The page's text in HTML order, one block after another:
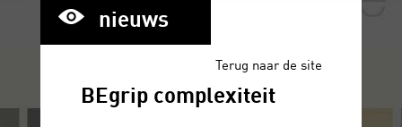
Terug naar de site
nieuws
BEgrip complexiteit